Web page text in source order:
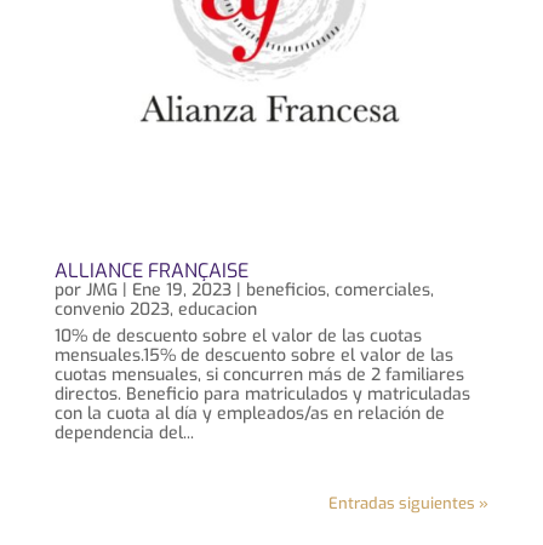
ALLIANCE FRANÇAISE
por JMG| Ene 19, 2023| beneficios, comerciales,
convenio 2023, educacion
10% de descuento sobre el valor de las cuotas
mensuales.15% de descuento sobre el valor de las
cuotas mensuales, si concurren más de 2 familiares
directos. Beneficio para matriculados y matriculadas
con la cuota al día y empleados/as en relación de
dependencia del...
Entradas siguientes »